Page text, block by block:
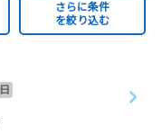
さらに条件
を絞り込む
日